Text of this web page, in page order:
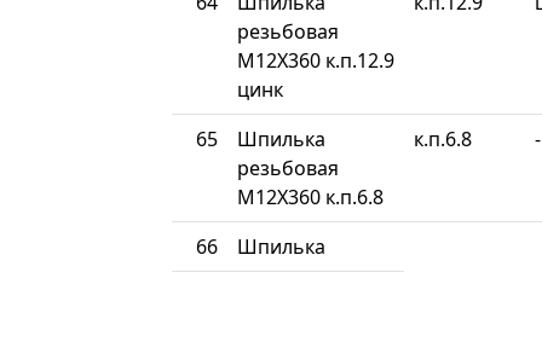
резьбовая
М12Х360 к.п.12.9
цинк
65
Шпилька
резьбовая
М12Х360 к.п.6.8
к.п.6.8 -
66 Шпилька